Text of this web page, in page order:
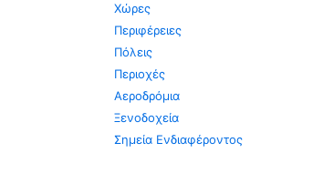
Χώρες
Περιφέρειες
Πόλεις
Περιοχές
Αεροδρόμια
Ξενοδοχεία
Σημεία Ενδιαφέροντος